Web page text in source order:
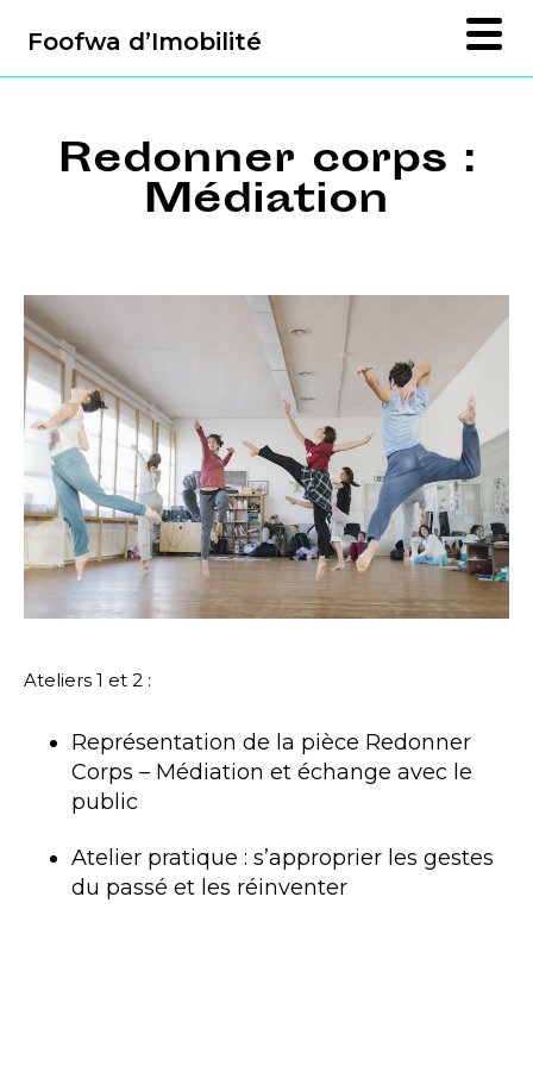
Foofwa d’Imobilité
Redonner corps :
Médiation
Ateliers 1 et 2 :
Représentation de la pièce Redonner
Corps – Médiation et échange avec le
public
Atelier pratique : s’approprier les gestes
du passé et les réinventer